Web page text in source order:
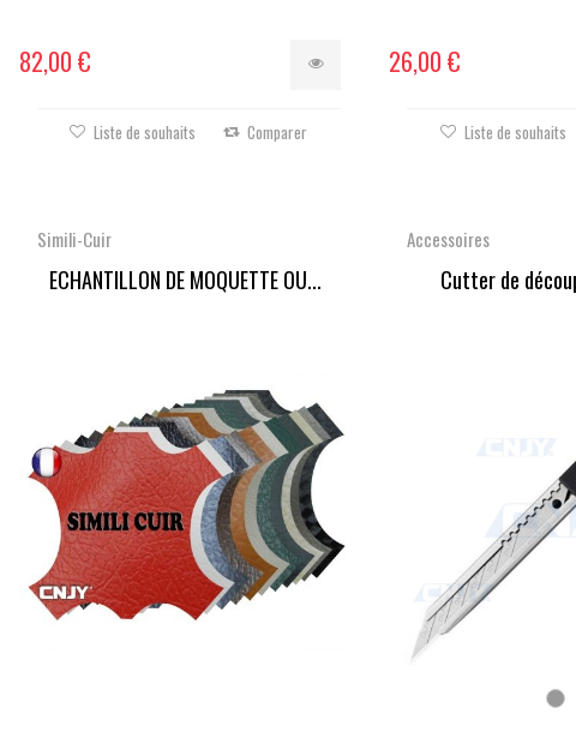
82,00 €
Liste de souhaits Comparer
26,00 €
Liste de souhaits
Simili-Cuir
ECHANTILLON DE MOQUETTE OU...
Accessoires
Cutter de